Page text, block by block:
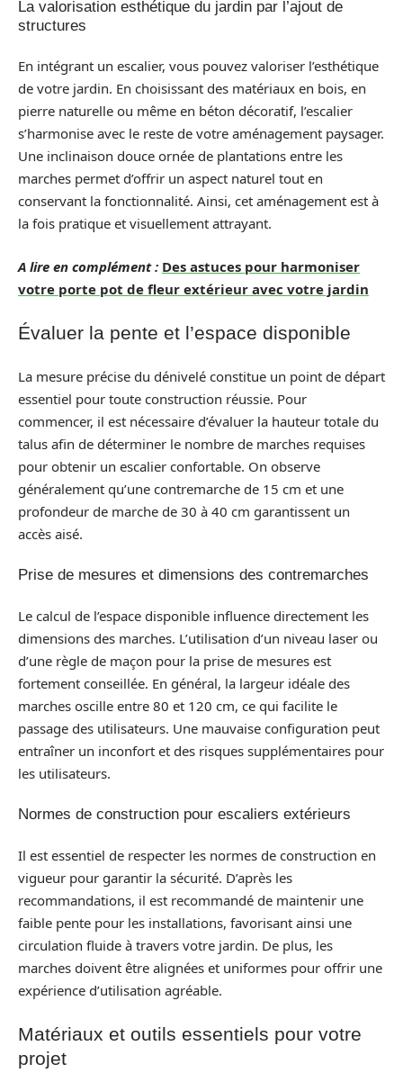
La valorisation esthétique du jardin par l’ajout de
structures
En intégrant un escalier, vous pouvez valoriser l’esthétique
de votre jardin. En choisissant des matériaux en bois, en
pierre naturelle ou même en béton décoratif, l’escalier
s’harmonise avec le reste de votre aménagement paysager.
Une inclinaison douce ornée de plantations entre les
marches permet d’offrir un aspect naturel tout en
conservant la fonctionnalité. Ainsi, cet aménagement est à
la fois pratique et visuellement attrayant.
A lire en complément : Des astuces pour harmoniser
votre porte pot de fleur extérieur avec votre jardin
Évaluer la pente et l’espace disponible
La mesure précise du dénivelé constitue un point de départ
essentiel pour toute construction réussie. Pour
commencer, il est nécessaire d’évaluer la hauteur totale du
talus afin de déterminer le nombre de marches requises
pour obtenir un escalier confortable. On observe
généralement qu’une contremarche de 15 cm et une
profondeur de marche de 30 à 40 cm garantissent un
accès aisé.
Prise de mesures et dimensions des contremarches
Le calcul de l’espace disponible influence directement les
dimensions des marches. L’utilisation d’un niveau laser ou
d’une règle de maçon pour la prise de mesures est
fortement conseillée. En général, la largeur idéale des
marches oscille entre 80 et 120 cm, ce qui facilite le
passage des utilisateurs. Une mauvaise configuration peut
entraîner un inconfort et des risques supplémentaires pour
les utilisateurs.
Normes de construction pour escaliers extérieurs
Il est essentiel de respecter les normes de construction en
vigueur pour garantir la sécurité. D’après les
recommandations, il est recommandé de maintenir une
faible pente pour les installations, favorisant ainsi une
circulation fluide à travers votre jardin. De plus, les
marches doivent être alignées et uniformes pour offrir une
expérience d’utilisation agréable.
Matériaux et outils essentiels pour votre
projet